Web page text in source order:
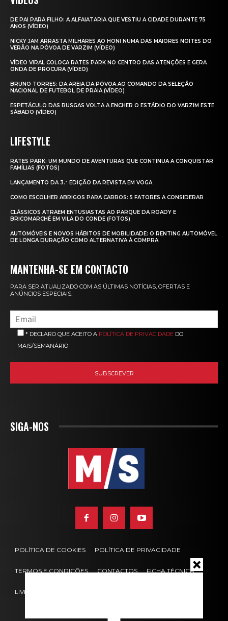
DE PAI PARA FILHO: A ALFAIATARIA QUE VESTIU A CIDADE DURANTE 75
ANOS (VÍDEO)
NICKY JAM ARRASTA MILHARES AO HONI NUMA DAS MAIORES NOITES DO
VERÃO NA PÓVOA DE VARZIM (VÍDEO)
VÍDEO VIRAL COLOCA RATES PARK NO CENTRO DAS ATENÇÕES E GERA
ONDA DE PROCURA (VÍDEO)
BRUNO TORRES: DA AREIA DA PÓVOA AO COMANDO DA SELEÇÃO
NACIONAL DE FUTEBOL DE PRAIA (VÍDEO)
ESPETÁCULO DAS RUSGAS VOLTA A ENCHER O ESTÁDIO DO VARZIM ESTE
SÁBADO (VÍDEO)
LIFESTYLE
RATES PARK: UM MUNDO DE AVENTURAS QUE CONTINUA A CONQUISTAR
FAMÍLIAS (FOTOS)
LANÇAMENTO DA 3.ª EDIÇÃO DA REVISTA EM VOGA
COMO ESCOLHER ABRIGOS PARA CARROS: 5 FATORES A CONSIDERAR
CLÁSSICOS ATRAEM ENTUSIASTAS AO PARQUE DA ROADY E
BRICOMARCHÉ EM VILA DO CONDE (FOTOS)
AUTOMÓVEIS E NOVOS HÁBITOS DE MOBILIDADE: O RENTING AUTOMÓVEL
DE LONGA DURAÇÃO COMO ALTERNATIVA À COMPRA
MANTENHA-SE EM CONTACTO
PARA SER ATUALIZADO COM AS ÚLTIMAS NOTÍCIAS, OFERTAS E
ANÚNCIOS ESPECIAIS.
* DECLARO QUE ACEITO A POLÍTICA DE PRIVACIDADE DO
MAIS/SEMANÁRIO
SIGA-NOS
POLÍTICA DE COOKIES POLÍTICA DE PRIVACIDADE
TERMOS E CONDIÇÕES CONTACTOS FICHA TÉCNICA
LIVRO DE RECLAMAÇÕES